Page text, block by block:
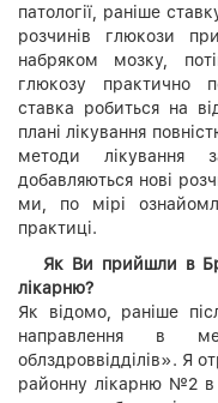
патології, раніше
розчинів глюкози
набряком мозку,
глюкозу практично
ставка робиться на
плані лікування
методи лікування
добавляються нові
ми, по мірі
практиці.
Як Ви прийшли в
лікарню?
Як відомо, раніше
направлення в
облздроввідділів». Я
районну лікарню №2 в